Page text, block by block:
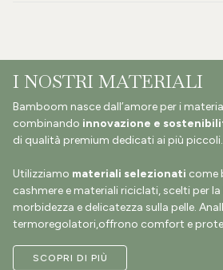
I NOSTRI MATERIALI
Bamboom nasce dall’amore per i
combinando innovazione e
di qualità premium dedicati ai più piccoli.
Utilizziamo materiali selezionati come
cashmere e materiali riciclati, scelti per
morbidezza e delicatezza sulla pelle.
termoregolatori,offrono comfort e
SCOPRI DI PIÙ